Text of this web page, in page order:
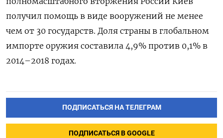
получил помощь в виде вооружений не менее
чем от 30 государств. Доля страны в глобальном
импорте оружия составила 4,9% против 0,1% в
2014–2018 годах.
ПОДПИСАТЬСЯ НА ТЕЛЕГРАМ
ПОДПИСАТЬСЯ В GOOGLE